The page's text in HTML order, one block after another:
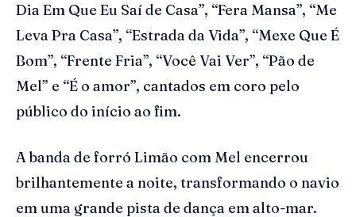
Dia Em Que Eu Saí de Casa”, “Fera Mansa”, “Me
Leva Pra Casa”, “Estrada da Vida”, “Mexe Que É
Bom”, “Frente Fria”, “Você Vai Ver”, “Pão de
Mel” e “É o amor”, cantados em coro pelo
público do início ao fim.
A banda de forró Limão com Mel encerrou
brilhantemente a noite, transformando o navio
em uma grande pista de dança em alto-mar.